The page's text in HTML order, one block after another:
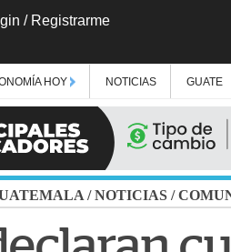
/ Registrarme
HOY NOTICIAS GUATE
/NOTICIAS /